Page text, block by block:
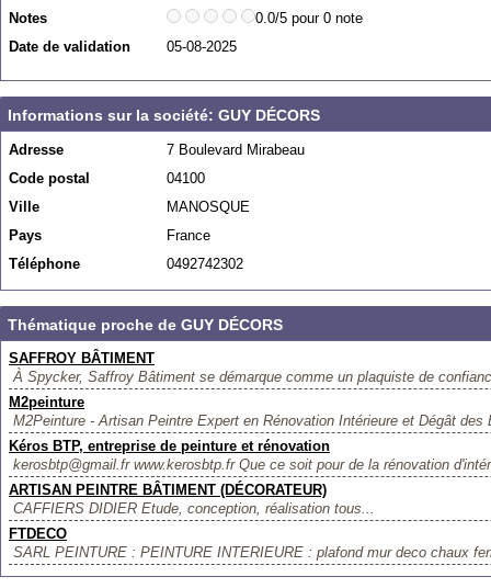
Notes
0.0/5 pour 0 note
Date de validation
05-08-2025
Informations sur la société: GUY DÉCORS
Adresse
7 Boulevard Mirabeau
Code postal
04100
Ville
MANOSQUE
Pays
France
Téléphone
0492742302
Thématique proche de GUY DÉCORS
SAFFROY BÂTIMENT
À Spycker, Saffroy Bâtiment se démarque comme un plaquiste de
M2peinture
M2Peinture - Artisan Peintre Expert en Rénovation Intérieure et Dégât des
Kéros BTP, entreprise de peinture et rénovation
kerosbtp@gmail.fr www.kerosbtp.fr Que ce soit pour de la rénovation
ARTISAN PEINTRE BÂTIMENT (DÉCORATEUR)
CAFFIERS DIDIER Etude, conception, réalisation tous...
FTDECO
SARL PEINTURE : PEINTURE INTERIEURE : plafond mur deco chaux